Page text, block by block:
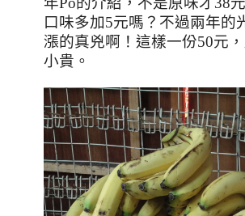
口味多加5元嗎？不過兩年的
漲的真兇啊！這樣一份50元
小貴。